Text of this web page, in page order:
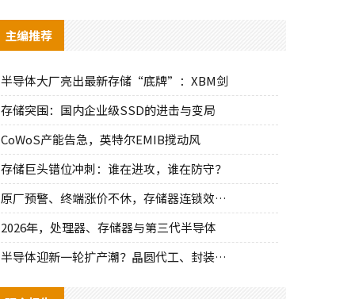
主编推荐
半导体大厂亮出最新存储“底牌”：XBM剑
存储突围：国内企业级SSD的进击与变局
CoWoS产能告急，英特尔EMIB搅动风
存储巨头错位冲刺：谁在进攻，谁在防守？
原厂预警、终端涨价不休，存储器连锁效应持
2026年，处理器、存储器与第三代半导体
半导体迎新一轮扩产潮？晶圆代工、封装、光